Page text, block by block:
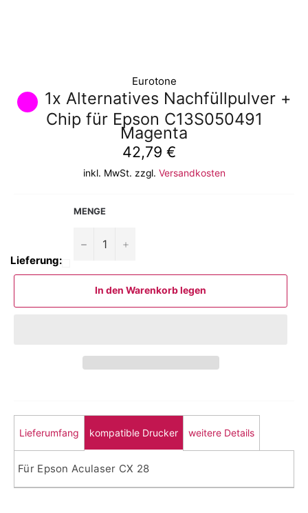
Eurotone
1x Alternatives Nachfüllpulver +
Chip für Epson C13S050491
Magenta
Normaler
Preis
42,79 €
inkl. MwSt. zzgl. Versandkosten
Lieferung:
MENGE
− +
In den Warenkorb legen
Lieferumfang kompatible Drucker weitere Details
Für Epson Aculaser CX 28